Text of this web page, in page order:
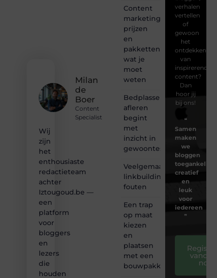
Milan
de
Boer
Content
Specialist
Wij
zijn
het
enthousiaste
redactieteam
achter
Iztougoud.be —
een
platform
voor
bloggers
en
lezers
die
houden
Content
marketing
prijzen
en
pakketten:
wat je
moet
weten
Bedplassen
afleren
begint
met
inzicht in
gewoontes
Veelgemaakte
linkbuilding
fouten
Een trap
op maat
kiezen
en
plaatsen
met een
bouwpakket
verhalen
vertellen
of
gewoon
het
ontdekken
van
inspirerende
content?
Dan
hoor jij
bij ons!
❝
Samen
maken
we
bloggen
toegankelijk,
creatief
en
leuk
voor
iedereen
❞
nog